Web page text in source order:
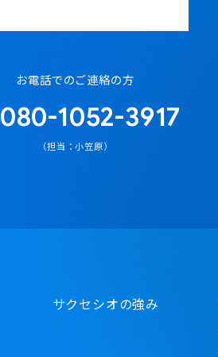
お電話でのご連絡の方
080-1052-3917
（担当：小笠原）
サクセシオの強み